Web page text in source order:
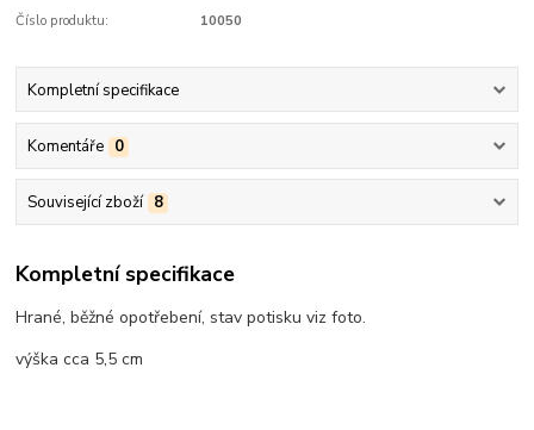
Číslo produktu: 10050
Kompletní specifikace
Komentáře 0
Související zboží 8
Kompletní specifikace
Hrané, běžné opotřebení, stav potisku viz foto.
výška cca 5,5 cm